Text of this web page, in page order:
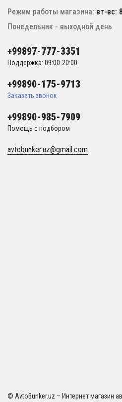
Режим работы магазина: вт-вс:
Понедельник - выходной день
+99897-777-3351
Поддержка: 09:00-20:00
+99890-175-9713
Заказать звонок
+99890-985-7909
Помощь с подбором
avtobunker.uz@gmail.com
© AvtoBunker.uz – Интернет магазин